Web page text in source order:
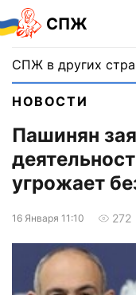
СПЖ
СПЖ в других
НОВОСТИ
Пашинян
угрожает
16 Января 11:10 272